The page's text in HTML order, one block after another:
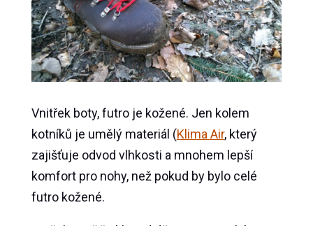
Vnitřek boty, futro je kožené. Jen kolem
kotníků je umělý materiál (Klima Air, který
zajišťuje odvod vlhkosti a mnohem lepší
komfort pro nohy, než pokud by bylo celé
futro kožené.